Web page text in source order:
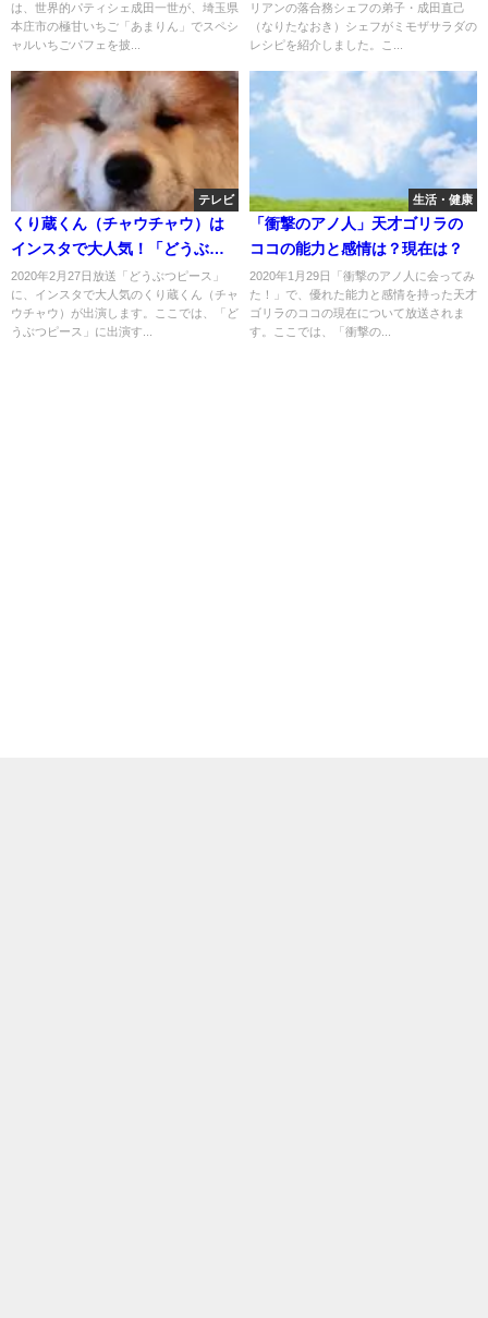
NARITA」とは？
は、世界的パティシェ成田一世が、埼玉県
本庄市の極甘いちご「あまりん」でスペシ
ャルいちごパフェを披...
リアンの落合務シェフの弟子・成田直己
（なりたなおき）シェフがミモザサラダの
レシピを紹介しました。こ...
テレビ
くり蔵くん（チャウチャウ）は
インスタで大人気！「どうぶつ
ピース」
2020年2月27日放送「どうぶつピース」
に、インスタで大人気のくり蔵くん（チャ
ウチャウ）が出演します。ここでは、「ど
うぶつピース」に出演す...
生活・健康
「衝撃のアノ人」天才ゴリラの
ココの能力と感情は？現在は？
2020年1月29日「衝撃のアノ人に会ってみ
た！」で、優れた能力と感情を持った天才
ゴリラのココの現在について放送されま
す。ここでは、「衝撃の...